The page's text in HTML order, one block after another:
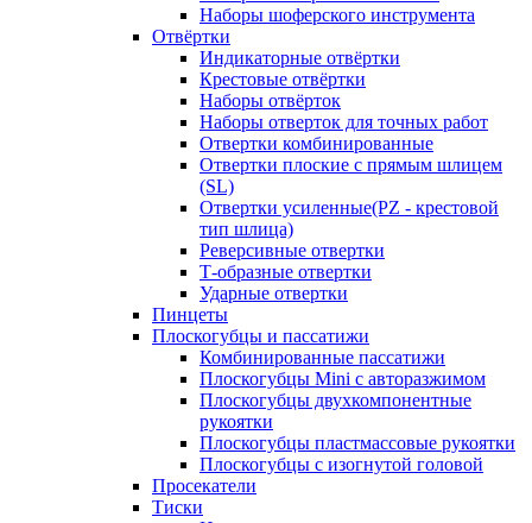
Наборы шоферского инструмента
Отвёртки
Индикаторные отвёртки
Крестовые отвёртки
Наборы отвёрток
Наборы отверток для точных работ
Отвертки комбинированные
Отвертки плоские с прямым шлицем
(SL)
Отвертки усиленные(PZ - крестовой
тип шлица)
Реверсивные отвертки
Т-образные отвертки
Ударные отвертки
Пинцеты
Плоскогубцы и пассатижи
Комбинированные пассатижи
Плоскогубцы Mini с авторазжимом
Плоскогубцы двухкомпонентные
рукоятки
Плоскогубцы пластмассовые рукоятки
Плоскогубцы с изогнутой головой
Просекатели
Тиски